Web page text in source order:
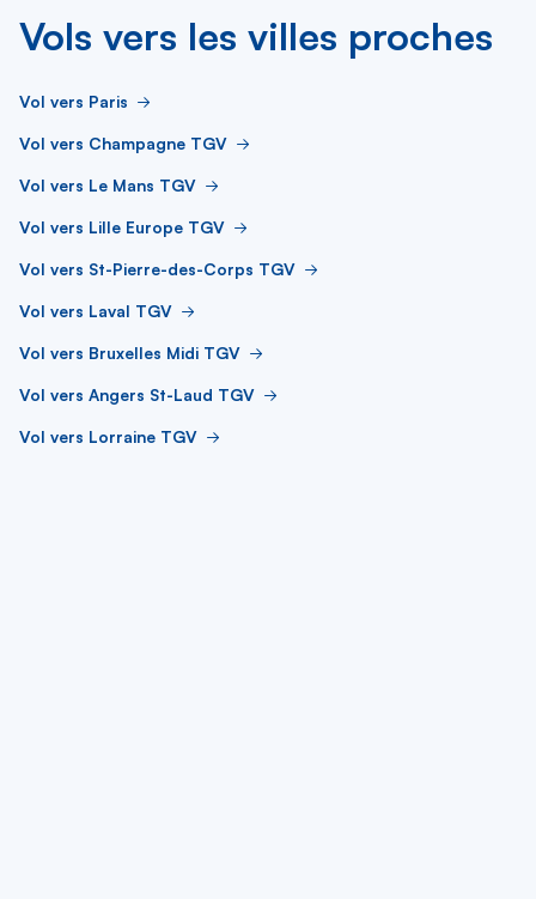
Vols vers les villes proches
Vol vers Paris
Vol vers Champagne TGV
Vol vers Le Mans TGV
Vol vers Lille Europe TGV
Vol vers St-Pierre-des-Corps TGV
Vol vers Laval TGV
Vol vers Bruxelles Midi TGV
Vol vers Angers St-Laud TGV
Vol vers Lorraine TGV